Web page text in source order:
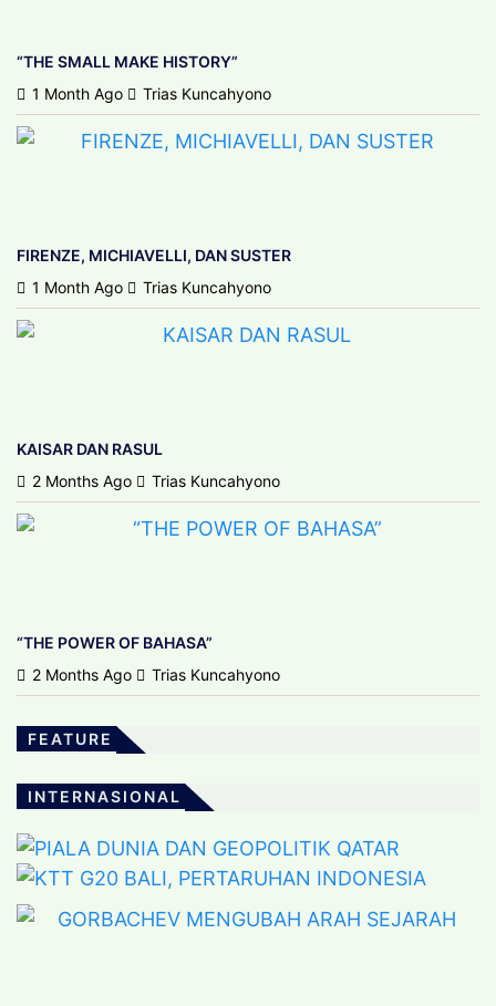
“THE SMALL MAKE HISTORY”
1 Month Ago
Trias Kuncahyono
FIRENZE, MICHIAVELLI, DAN SUSTER
1 Month Ago
Trias Kuncahyono
KAISAR DAN RASUL
2 Months Ago
Trias Kuncahyono
“THE POWER OF BAHASA”
2 Months Ago
Trias Kuncahyono
FEATURE
INTERNASIONAL
ARTIKEL INTERNASIONAL
PIALA DUNIA DAN GEOPOLITIK QATAR
KTT G20 BALI, PERTARUHAN INDONESIA
4 Years Ago Trias Kuncahyono